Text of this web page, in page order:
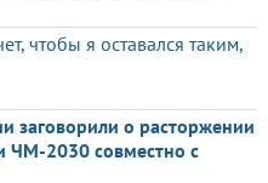
чтобы я оставался таким,
заговорили о расторжении
ЧМ-2030 совместно с